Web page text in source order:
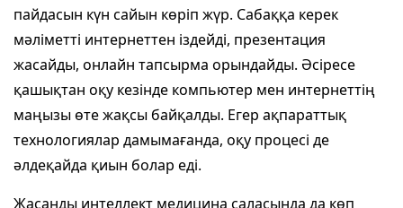
пайдасын күн сайын көріп жүр. Сабаққа керек
мәліметті интернеттен іздейді, презентация
жасайды, онлайн тапсырма орындайды. Әсіресе
қашықтан оқу кезінде компьютер мен интернеттің
маңызы өте жақсы байқалды. Егер ақпараттық
технологиялар дамымағанда, оқу процесі де
әлдеқайда қиын болар еді.
Жасанды интеллект медицина саласында да көп